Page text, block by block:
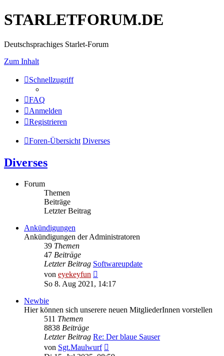
STARLETFORUM.DE
Deutschsprachiges Starlet-Forum
Zum Inhalt
Schnellzugriff
FAQ
Anmelden
Registrieren
Foren-Übersicht Diverses
Diverses
Forum
Themen
Beiträge
Letzter Beitrag
Ankündigungen
Ankündigungen der Administratoren
39 Themen
47 Beiträge
Letzter Beitrag Softwareupdate
von eyekeyfun
Beitrag
So 8. Aug 2021, 14:17
Newbie
Hier können sich unserere neuen MitgliederInnen vorstellen
511 Themen
8838 Beiträge
Letzter Beitrag Re: Der blaue Sauser
von Sgt.Maulwurf
Beitrag